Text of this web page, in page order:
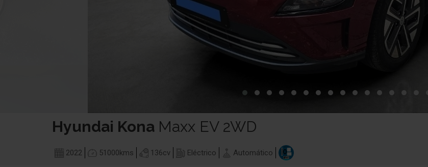
Hyundai Kona Maxx EV 2WD
2022 51000kms 136cv Eléctrico Automático